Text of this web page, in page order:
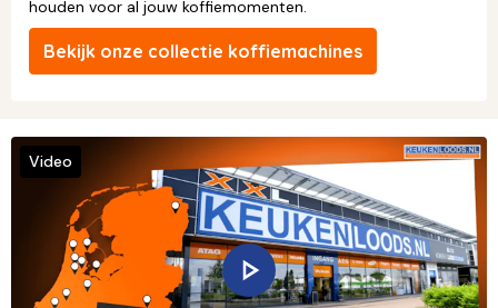
houden voor al jouw koffiemomenten.
Bekijk onze collectie koffiemachines
Video